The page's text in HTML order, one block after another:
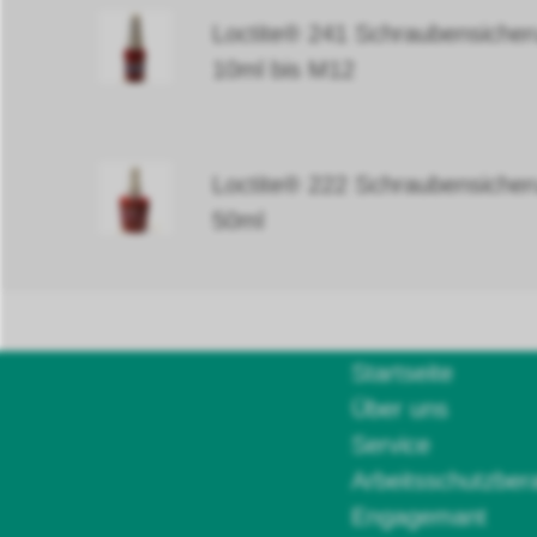
Loctite® 241
10ml bis M12
Loctite® 222
50ml
Startseite
Über uns
Service
Engagemant